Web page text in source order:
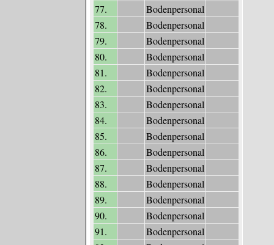
77.
Bodenpersonal
78.
Bodenpersonal
79.
Bodenpersonal
80.
Bodenpersonal
81.
Bodenpersonal
82.
Bodenpersonal
83.
Bodenpersonal
84.
Bodenpersonal
85.
Bodenpersonal
86.
Bodenpersonal
87.
Bodenpersonal
88.
Bodenpersonal
89.
Bodenpersonal
90.
Bodenpersonal
91.
Bodenpersonal